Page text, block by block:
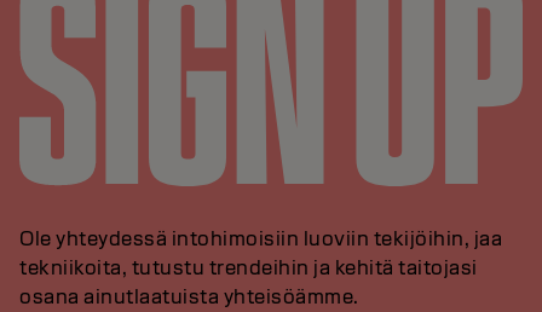
Ole yhteydessä intohimoisiin luoviin tekijöihin, jaa
tekniikoita, tutustu trendeihin ja kehitä taitojasi
osana ainutlaatuista yhteisöämme.